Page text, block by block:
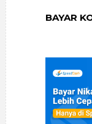
BAYAR